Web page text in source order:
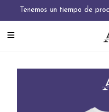
Tenemos un tiempo de